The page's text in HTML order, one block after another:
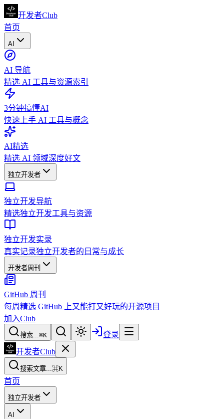
开发者Club
首页
AI
AI 导航
精选 AI 工具与资源索引
3分钟搞懂AI
快速上手 AI 工具与概念
AI精选
精选 AI 领域深度好文
独立开发者
独立开发导航
精选独立开发工具与资源
独立开发实录
真实记录独立开发者的日常与成长
开发者周刊
GitHub 周刊
每周精选 GitHub 上又能打又好玩的开源项目
加入Club
搜索...⌘K
登录
开发者Club
搜索文章...⌘K
首页
独立开发者
AI